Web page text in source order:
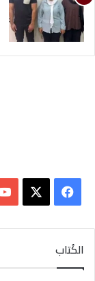
فيسبوك
الكُتاب